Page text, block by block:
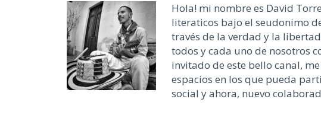
Hola! mi nombre es David
literaticos bajo el seudonimo
través de la verdad y la
todos y cada uno de nosotros
invitado de este bello canal,
espacios en los que pueda
social y ahora, nuevo